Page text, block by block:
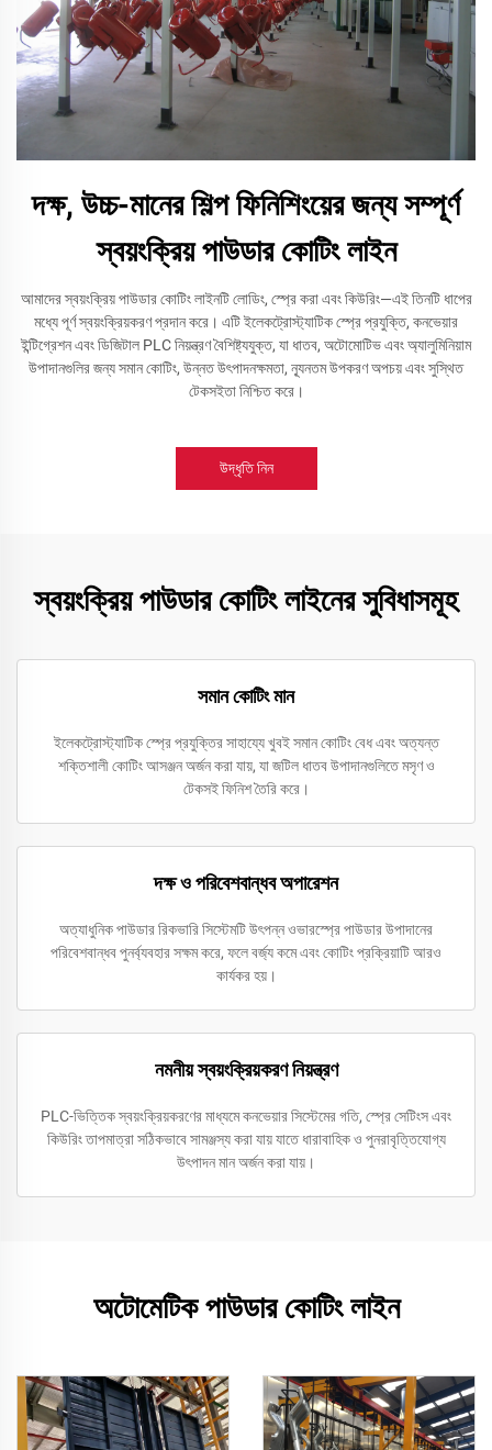
দক্ষ, উচ্চ-মানের শিল্প ফিনিশিংয়ের জন্য সম্পূর্ণ
স্বয়ংক্রিয় পাউডার কোটিং লাইন
আমাদের স্বয়ংক্রিয় পাউডার কোটিং লাইনটি লোডিং, স্প্রে করা এবং কিউরিং—এই তিনটি ধাপের
মধ্যে পূর্ণ স্বয়ংক্রিয়করণ প্রদান করে। এটি ইলেকট্রোস্ট্যাটিক স্প্রে প্রযুক্তি, কনভেয়ার
ইন্টিগ্রেশন এবং ডিজিটাল PLC নিয়ন্ত্রণ বৈশিষ্ট্যযুক্ত, যা ধাতব, অটোমোটিভ এবং অ্যালুমিনিয়াম
উপাদানগুলির জন্য সমান কোটিং, উন্নত উৎপাদনক্ষমতা, ন্যূনতম উপকরণ অপচয় এবং সুস্থিত
টেকসইতা নিশ্চিত করে।
উদ্ধৃতি নিন
স্বয়ংক্রিয় পাউডার কোটিং লাইনের সুবিধাসমূহ
সমান কোটিং মান
ইলেকট্রোস্ট্যাটিক স্প্রে প্রযুক্তির সাহায্যে খুবই সমান কোটিং বেধ এবং অত্যন্ত
শক্তিশালী কোটিং আসঞ্জন অর্জন করা যায়, যা জটিল ধাতব উপাদানগুলিতে মসৃণ ও
টেকসই ফিনিশ তৈরি করে।
দক্ষ ও পরিবেশবান্ধব অপারেশন
অত্যাধুনিক পাউডার রিকভারি সিস্টেমটি উৎপন্ন ওভারস্প্রে পাউডার উপাদানের
পরিবেশবান্ধব পুনর্ব্যবহার সক্ষম করে, ফলে বর্জ্য কমে এবং কোটিং প্রক্রিয়াটি আরও
কার্যকর হয়।
নমনীয় স্বয়ংক্রিয়করণ নিয়ন্ত্রণ
PLC-ভিত্তিক স্বয়ংক্রিয়করণের মাধ্যমে কনভেয়ার সিস্টেমের গতি, স্প্রে সেটিংস এবং
কিউরিং তাপমাত্রা সঠিকভাবে সামঞ্জস্য করা যায় যাতে ধারাবাহিক ও পুনরাবৃত্তিযোগ্য
উৎপাদন মান অর্জন করা যায়।
অটোমেটিক পাউডার কোটিং লাইন